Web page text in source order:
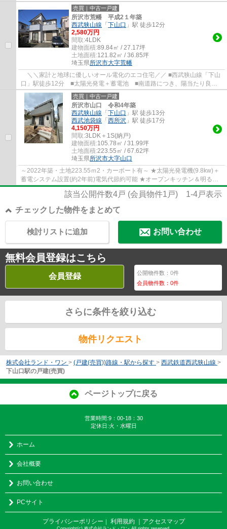
ング階段なので、行ってらっしゃい や ただ...
売買｜中古一戸建
所沢市荒幡 平成2１年築
西武狭山線 「 下山口 」駅 徒歩12分
2,580万円
間取:4LDK
建物面積:89.84㎡ / 27.17坪
土地面積:121.82㎡ / 36.85坪
埼玉県所沢市大字荒幡
＼＼家計と地球に優しいオール電化のエコ住宅／／ ■西武狭山線「下山
口」駅徒歩12分 ■太陽光発電＋蓄電池 ■南道路につき、陽当たり良
好 ■カースペース2台可（車種による）■LDK床...
売買｜中古一戸建
所沢市山口 令和4年築
西武狭山線 「 下山口 」駅 徒歩13分
西武池袋線 「 西所沢 」駅 徒歩17分
4,150万円
間取:3LDK＋1S(納戸)
建物面積:105.78㎡ / 31.99坪
土地面積:223.55㎡ / 67.62坪
埼玉県所沢市大字山口
～2022年築・土地223.55ｍ2・カーポート有～ ★太陽光発電機(9.8kw)＋
蓄電システム設置(約2年前)電気代節約可能 ★オープンキッチン＆明るい
リビング約17帖 カースペース3台可（カーポ...
該当公開件数4戸 (会員物件1 戸) 1-4戸表示
チェックした物件をまとめて
お問い合わせ
検討リストに追加
無料会員登録はこちら
会員登録 公開物件数：0件
会員物件数：0件
さらに条件を絞り込む
物件リクエスト
株式会社ランド・ワン > (戸建(売買))路線・駅から探す > 西武鉄道西武狭山線 >
下山口駅の戸建(売買)
ページトップに戻る
営業時間:9：00-18：30
定休日:火・水曜日
ホーム
会社概要
お問い合わせ
PCサイト
プライバシーポリシー 利用規約 ｜アクセスマップ